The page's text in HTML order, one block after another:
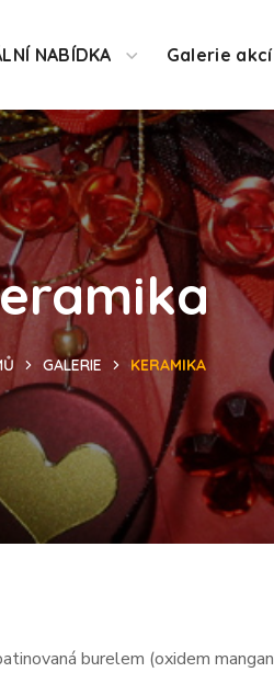
NABÍDKA Galerie akcí
GALERIE KERAMIKA
burelem (oxidem